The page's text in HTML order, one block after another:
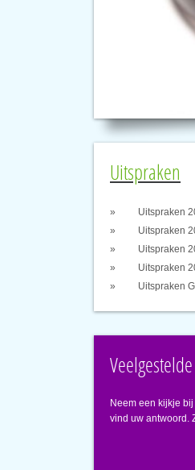
Uitspraken
Uitspraken
Uitspraken
Uitspraken
Uitspraken
Uitspraken
Neem een kijkje
vind uw antwoord.